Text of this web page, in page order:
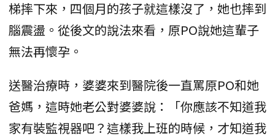
梯摔下來，四個月的孩子就這樣沒了，她也摔到
腦震盪。從後文的說法來看，原PO說她這輩子
無法再懷孕。
送醫治療時，婆婆來到醫院後一直罵原PO和她
爸媽，這時她老公對婆婆說：「你應該不知道我
家有裝監視器吧？這樣我上班的時候，才知道我